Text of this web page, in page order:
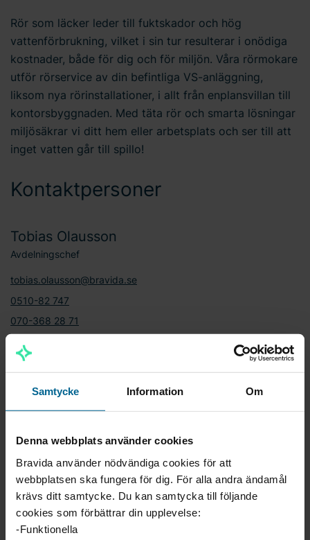
Samtycke Information Om
Denna webbplats använder cookies
Bravida använder nödvändiga cookies för att
webbplatsen ska fungera för dig. För alla andra ändamål
krävs ditt samtycke. Du kan samtycka till följande
cookies som förbättrar din upplevelse:
-Funktionella
Rör som läcker leder till fuktskador och hög
vattenförbrukning, vilket i sin tur resulterar i onödiga
kostnader, både för dig och för miljön. Våra rörmokare
utför rörservice av din befintliga VS-anläggning,
liksom nya rörinstallationer, i allt från enplansvillan till
kontorsbyggnaden. Med täta rör och smarta lösningar
miljösäkrar vi ditt hem eller arbetsplats och ser till att
inget vatten går till spillo!
Kontaktpersoner
Tobias Olausson
Avdelningschef
tobias.olausson@bravida.se
0510-82 747
070-368 28 71
Ingemar Granath
Projektledare
ingemar.granath@bravida.se
0510-827 13
070-662 80 30
Peter Algotsson
Projektledare